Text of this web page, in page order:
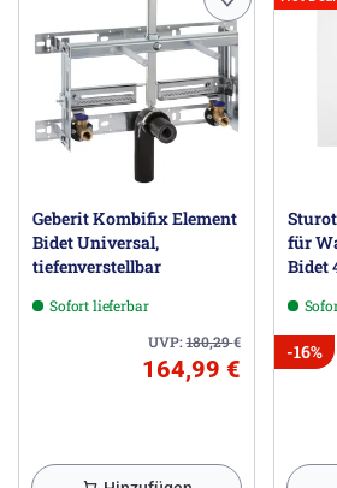
Geberit Kombifix Element
Bidet Universal,
tiefenverstellbar
Sofort lieferbar
UVP:180,29€
164,99 €
für
Bidet
-16%